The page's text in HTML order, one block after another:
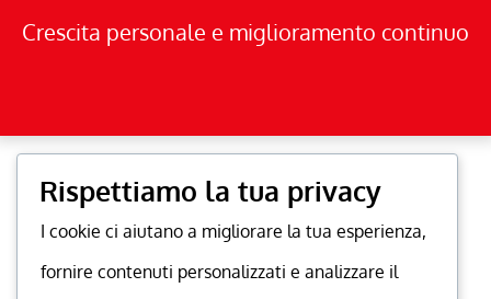
Crescita personale e miglioramento continuo
Rispettiamo la tua privacy
I cookie ci aiutano a migliorare la tua esperienza,
fornire contenuti personalizzati e analizzare il